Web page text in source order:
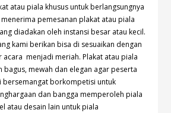
atau piala khusus untuk berlangsungnya
pemesanan plakat atau piala
diadakan oleh instansi besar atau kecil.
kami berikan bisa di sesuaikan dengan
acara menjadi meriah. Plakat atau piala
bagus, mewah dan elegan agar peserta
borkompetisi untuk
dan bangga memperoleh piala
atau desain lain untuk piala